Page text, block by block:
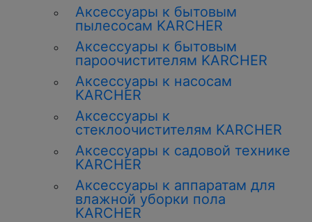
Аксессуары к бытовым
пылесосам KARCHER
Аксессуары к бытовым
пароочистителям KARCHER
Аксессуары к насосам
KARCHER
Аксессуары к
стеклоочистителям KARCHER
Аксессуары к садовой технике
KARCHER
Аксессуары к аппаратам для
влажной уборки пола
KARCHER